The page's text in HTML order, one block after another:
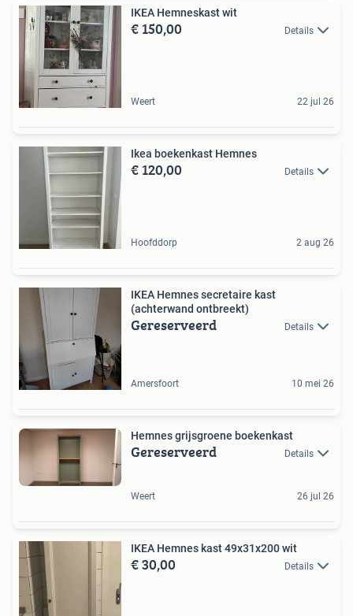
IKEA Hemneskast wit
€ 150,00 Details
Weert 22 jul 26
Ikea boekenkast Hemnes
€ 120,00 Details
Hoofddorp 2 aug 26
IKEA Hemnes secretaire kast
(achterwand ontbreekt)
Gereserveerd Details
Amersfoort 10 mei 26
Hemnes grijsgroene boekenkast
Gereserveerd Details
Weert 26 jul 26
IKEA Hemnes kast 49x31x200 wit
€ 30,00 Details